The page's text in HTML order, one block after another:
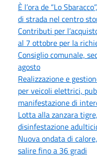
È l’ora de “Lo
di strada nel centro
Contributi per
al 7 ottobre per la
Consiglio comunale,
agosto
Realizzazione e
per veicoli elettrici,
manifestazione di
Lotta alla zanzara
disinfestazione
Nuova ondata di
salire fino a 36 gradi